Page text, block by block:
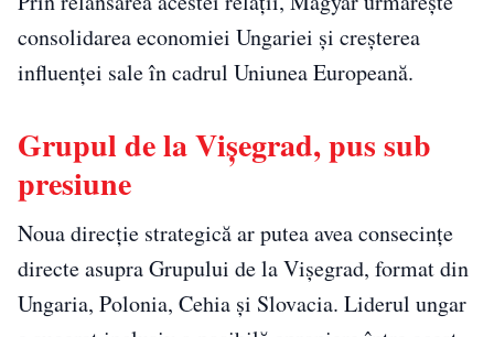
consolidarea economiei Ungariei și creșterea
influenței sale în cadrul Uniunea Europeană.
Grupul de la Vișegrad, pus sub
presiune
Noua direcție strategică ar putea avea consecințe
directe asupra Grupului de la Vișegrad, format din
Ungaria, Polonia, Cehia și Slovacia. Liderul ungar